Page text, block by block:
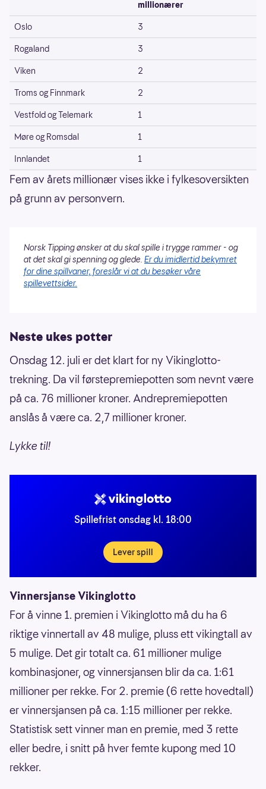
millionærer
Oslo
3
Rogaland
3
Viken
2
Troms og Finnmark
2
Vestfold og Telemark
1
Møre og Romsdal
1
Innlandet
1
Fem av årets millionær vises ikke i fylkesoversikten
på grunn av personvern.
Norsk Tipping ønsker at du skal spille i trygge rammer - og
at det skal gi spenning og glede. Er du imidlertid bekymret
for dine spillvaner, foreslår vi at du besøker våre
spillevettsider.
Neste ukes potter
Onsdag 12. juli er det klart for ny Vikinglotto-
trekning. Da vil førstepremiepotten som nevnt være
på ca. 76 millioner kroner. Andrepremiepotten
anslås å være ca. 2,7 millioner kroner.
Lykke til!
Spillefrist onsdag kl. 18:00
Lever spill
Vinnersjanse Vikinglotto
For å vinne 1. premien i Vikinglotto må du ha 6
riktige vinnertall av 48 mulige, pluss ett vikingtall av
5 mulige. Det gir totalt ca. 61 millioner mulige
kombinasjoner, og vinnersjansen blir da ca. 1:61
millioner per rekke. For 2. premie (6 rette hovedtall)
er vinnersjansen på ca. 1:15 millioner per rekke.
Statistisk sett vinner man en premie, med 3 rette
eller bedre, i snitt på hver femte kupong med 10
rekker.